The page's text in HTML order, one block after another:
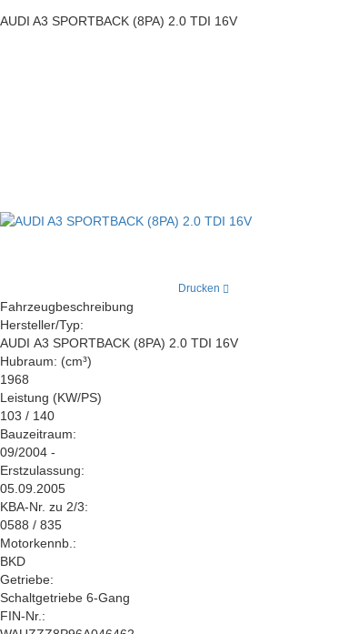
AUDI A3 SPORTBACK (8PA) 2.0 TDI 16V
Drucken
Fahrzeugbeschreibung
Hersteller/Typ:
AUDI A3 SPORTBACK (8PA) 2.0 TDI 16V
Hubraum: (cm³)
1968
Leistung (KW/PS)
103 / 140
Bauzeitraum:
09/2004 -
Erstzulassung:
05.09.2005
KBA-Nr. zu 2/3:
0588 / 835
Motorkennb.:
BKD
Getriebe:
Schaltgetriebe 6-Gang
FIN-Nr.: